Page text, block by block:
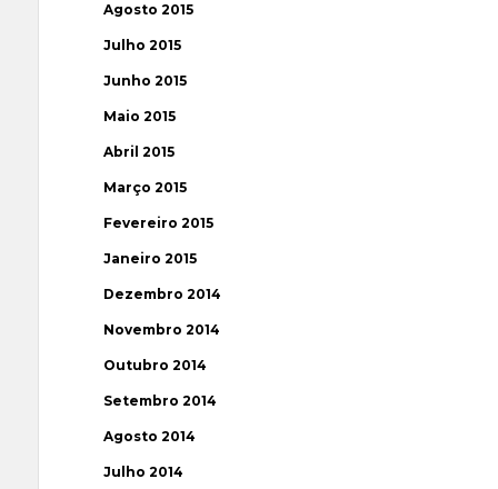
Agosto 2015
Julho 2015
Junho 2015
Maio 2015
Abril 2015
Março 2015
Fevereiro 2015
Janeiro 2015
Dezembro 2014
Novembro 2014
Outubro 2014
Setembro 2014
Agosto 2014
Julho 2014